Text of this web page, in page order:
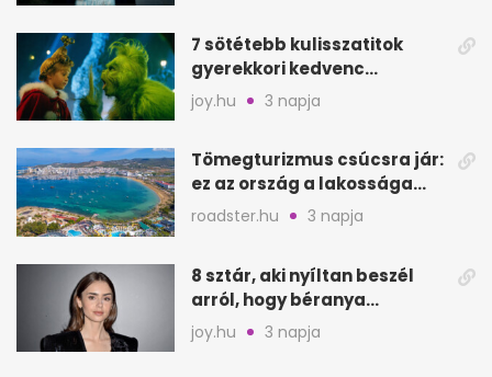
7 sötétebb kulisszatitok
gyerekkori kedvenc
filmjeinkről a Joy szerint
joy.hu 3 napja
Tömegturizmus csúcsra jár:
ez az ország a lakossága
kétszeresét fogadja
roadster.hu 3 napja
8 sztár, aki nyíltan beszél
arról, hogy béranya
segítette a családalapítást
joy.hu 3 napja